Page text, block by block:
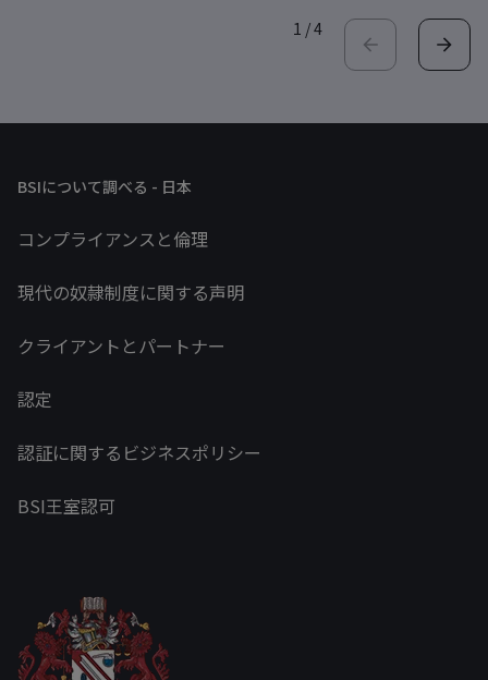
1 /4
BSIについて調べる - 日本
コンプライアンスと倫理
現代の奴隷制度に関する声明
クライアントとパートナー
認定
認証に関するビジネスポリシー
BSI王室認可